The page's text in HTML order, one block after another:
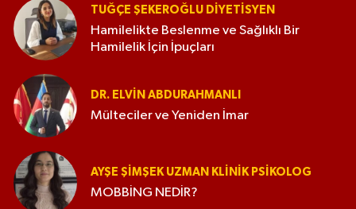
TUĞÇE ŞEKEROĞLU DIYETISYEN
Hamilelikte Beslenme ve Sağlıklı Bir
Hamilelik İçin İpuçları
DR. ELVIN ABDURAHMANLI
Mülteciler ve Yeniden İmar
AYŞE ŞIMŞEK UZMAN KLINIK PSIKOLOG
MOBBİNG NEDİR?